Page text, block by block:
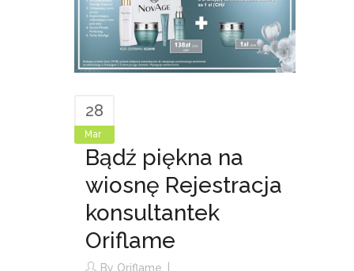
28
Mar
Bądź piękna na
wiosnę Rejestracja
konsultantek
Oriflame
By Oriflame